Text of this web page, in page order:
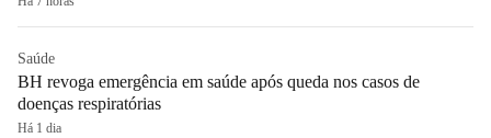
Saúde
BH revoga emergência em saúde após queda nos casos de
doenças respiratórias
Há 1 dia